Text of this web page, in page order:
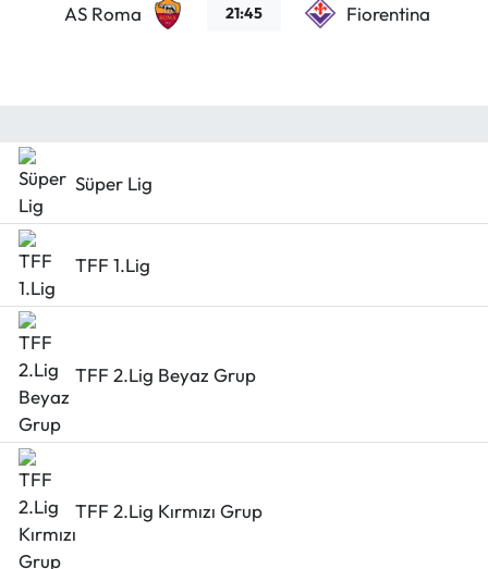
AS Roma 21:45 Fiorentina
Süper Lig
TFF 1.Lig
TFF 2.Lig Beyaz Grup
TFF 2.Lig Kırmızı Grup